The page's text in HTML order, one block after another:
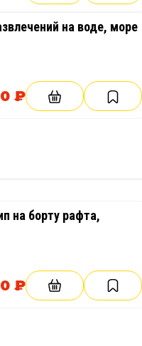
на воде, море
₽
на борту рафта,
₽